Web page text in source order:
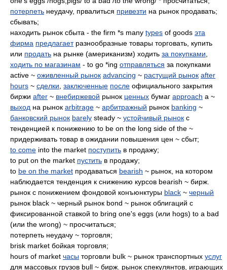
потерпеть неудачу, првалиться привезти на рынок продавать;
сбывать;
находить рынок сбыта - the firm *s many types of goods эта
фирма предлагаетразнообразные товары торговать, купить
или продать на рынке (американизм) ходить за покупками
ходить по магазинам - to go *ing отправляться за покупками
active ~ оживленный рынок advancing ~ растущий рынок after
hours ~ сделки заключенные после официального закрытия
биржи after ~ внебиржевой рынок ценных бумаг approach a ~
выход на рынок arbitrage ~ арбитражный рынок banking ~
банковский рынок barely steady ~ устойчивый рынок с
тенденцией к понижению to be on the long side of the ~
придерживать товар в ожидании повышения цен ~ сбыт;
to come into the market поступить в продажу;
to put on the market пустить в продажу;
to be on the market продаваться bearish ~ рынок, на котором
наблюдается тенденция к снижению курсов bearish ~ бирж.
рынок с понижением фондовой конъюнктуры black ~ черный
рынок black ~ черный рынок bond ~ рынок облигаций с
фиксированной ставкой to bring one's eggs (или hogs) to a bad
(или the wrong) ~ просчитаться;
потерпеть неудачу ~ торговля;
brisk market бойкая торговля;
hours of market часы торговли bulk ~ рынок транспортных услуг
для массовых грузов bull ~ бирж. рынок спекулянтов, играющих